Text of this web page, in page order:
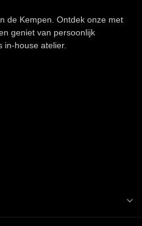
de Kempen. Ontdek onze met
geniet van persoonlijk
in-house atelier.